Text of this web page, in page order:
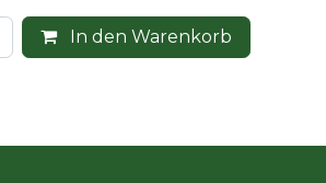
In den Warenkorb